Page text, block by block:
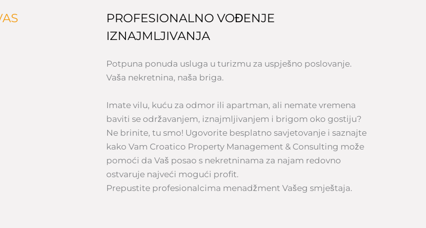
PROFESIONALNO VOĐENJE
IZNAJMLJIVANJA
Potpuna ponuda usluga u turizmu za uspješno poslovanje.
Vaša nekretnina, naša briga.
Imate vilu, kuću za odmor ili apartman, ali nemate vremena
baviti se održavanjem, iznajmljivanjem i brigom oko gostiju?
Ne brinite, tu smo! Ugovorite besplatno savjetovanje i saznajte
kako Vam Croatico Property Management & Consulting može
pomoći da Vaš posao s nekretninama za najam redovno
ostvaruje najveći mogući profit.
Prepustite profesionalcima menadžment Vašeg smještaja.